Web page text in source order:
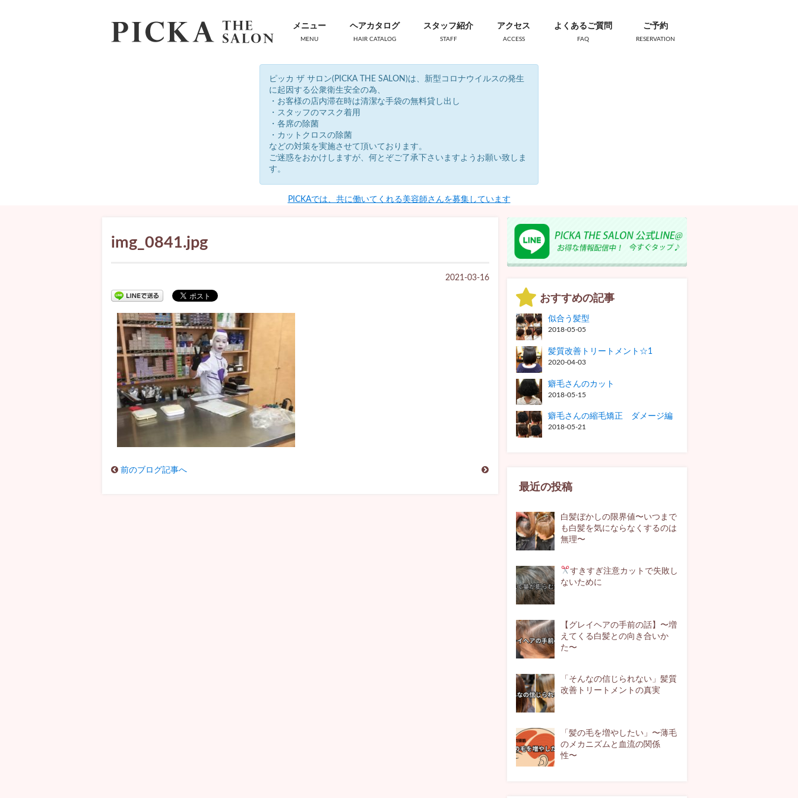
メニュー
MENU
ヘアカタログ
HAIR CATALOG
スタッフ紹介
STAFF
アクセス
ACCESS
よくあるご質問
FAQ
ご予約
RESERVATION
ピッカ ザ サロン(PICKA THE SALON)は、新型コロナウイルスの発生
に起因する公衆衛生安全の為、
・お客様の店内滞在時は清潔な手袋の無料貸し出し
・スタッフのマスク着用
・各席の除菌
・カットクロスの除菌
などの対策を実施させて頂いております。
ご迷惑をおかけしますが、何とぞご了承下さいますようお願い致しま
す。
PICKAでは、共に働いてくれる美容師さんを募集しています
img_0841.jpg
2021-03-16
前のブログ記事へ
おすすめの記事
似合う髪型
2018-05-05
髪質改善トリートメント☆1
2020-04-03
癖毛さんのカット
2018-05-15
癖毛さんの縮毛矯正 ダメージ編
2018-05-21
最近の投稿
白髪ぼかしの限界値〜いつまで
も白髪を気にならなくするのは
無理〜
すきすぎ注意カットで失敗し
ないために
【グレイヘアの手前の話】〜増
えてくる白髪との向き合いか
た〜
「そんなの信じられない」髪質
改善トリートメントの真実
「髪の毛を増やしたい」〜薄毛
のメカニズムと血流の関係
性〜